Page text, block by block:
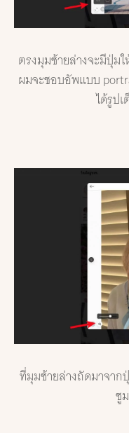
ตรงมุมซ้ายล่างจะมีปุ่ม
ผมจะชอบอัพแบบ
ได้รูป
ที่มุมซ้ายล่างถัดมาจาก
ซู